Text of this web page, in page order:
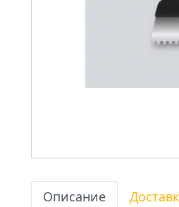
Описание